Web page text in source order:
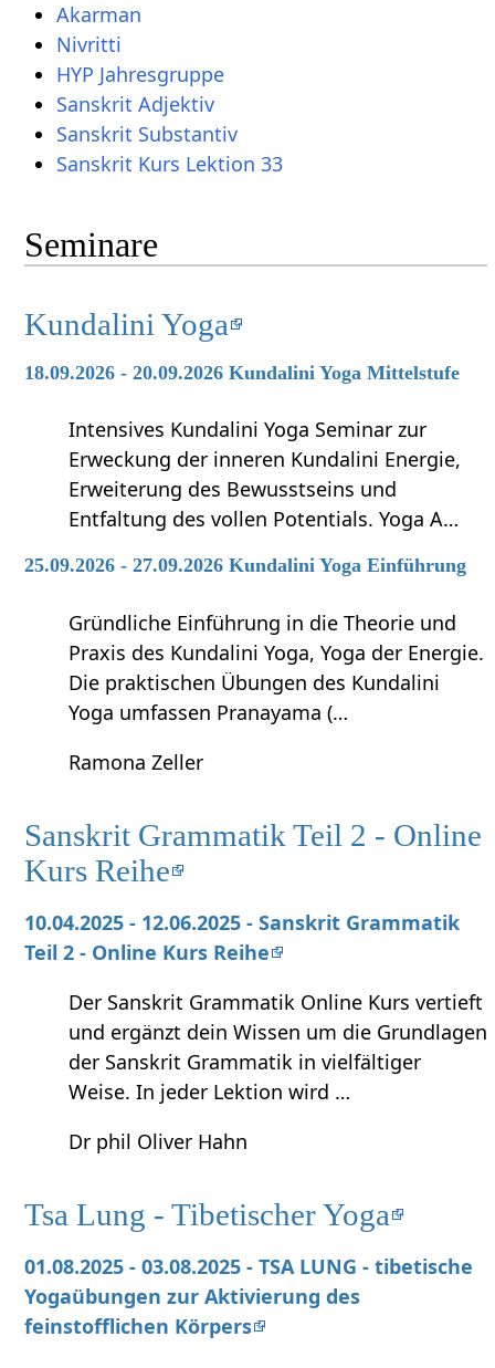
Akarman
Nivritti
HYP Jahresgruppe
Sanskrit Adjektiv‏‎
Sanskrit Substantiv‏‎
Sanskrit Kurs Lektion 33
Seminare
Kundalini Yoga
18.09.2026 - 20.09.2026 Kundalini Yoga Mittelstufe
Intensives Kundalini Yoga Seminar zur
Erweckung der inneren Kundalini Energie,
Erweiterung des Bewusstseins und
Entfaltung des vollen Potentials. Yoga A…
25.09.2026 - 27.09.2026 Kundalini Yoga Einführung
Gründliche Einführung in die Theorie und
Praxis des Kundalini Yoga, Yoga der Energie.
Die praktischen Übungen des Kundalini
Yoga umfassen Pranayama (…
Ramona Zeller
Sanskrit Grammatik Teil 2 - Online
Kurs Reihe
10.04.2025 - 12.06.2025 - Sanskrit Grammatik
Teil 2 - Online Kurs Reihe
Der Sanskrit Grammatik Online Kurs vertieft
und ergänzt dein Wissen um die Grundlagen
der Sanskrit Grammatik in vielfältiger
Weise. In jeder Lektion wird …
Dr phil Oliver Hahn
Tsa Lung - Tibetischer Yoga
01.08.2025 - 03.08.2025 - TSA LUNG - tibetische
Yogaübungen zur Aktivierung des
feinstofflichen Körpers